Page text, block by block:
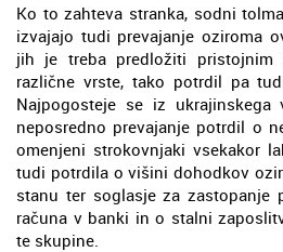
Ko to zahteva stranka, sodni
izvajajo tudi prevajanje oziroma
jih je treba predložiti pristojnim
različne vrste, tako potrdil pa
Najpogosteje se iz
neposredno prevajanje potrdil o
omenjeni strokovnjaki vsekakor
tudi potrdila o višini dohodkov
stanu ter soglasje za
računa v banki in o stalni
te skupine.